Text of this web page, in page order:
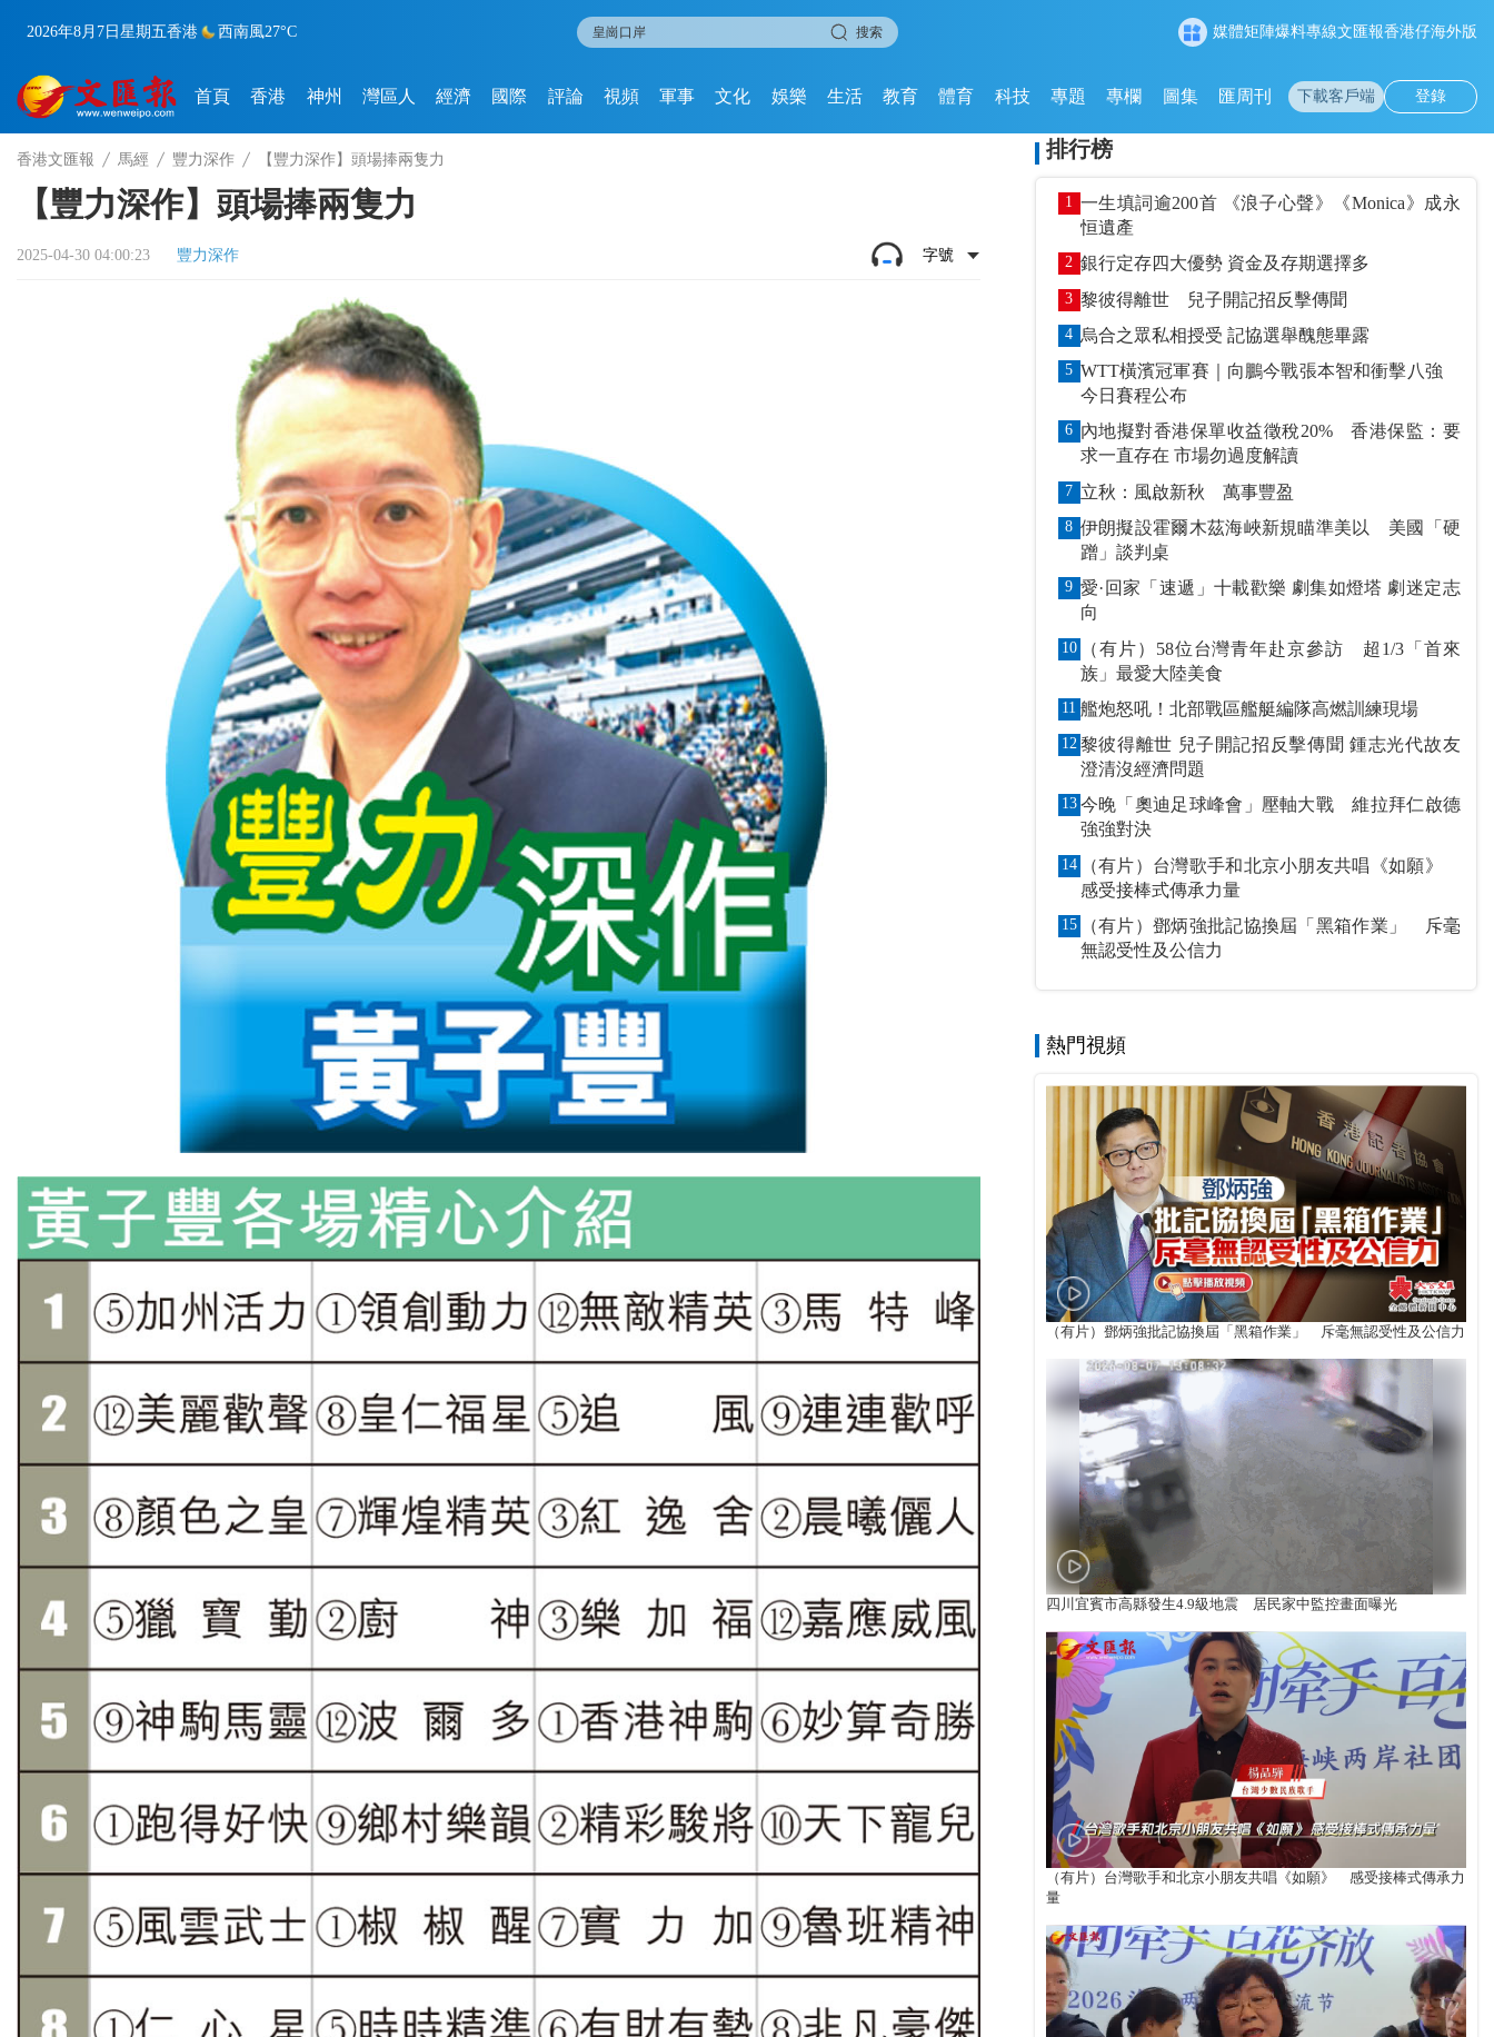
2026年8月7日 星期五香港 西南風27°C 搜索 媒體矩陣爆料專線文匯報香港仔海外版
首頁 香港 神州 灣區人 經濟 國際 評論 視頻 軍事 文化 娛樂 生活 教育 體育 科技 專題 專欄 圖集 匯周刊 下載客戶端 登錄
香港文匯報 馬經 豐力深作 【豐力深作】頭場捧兩隻力
【豐力深作】頭場捧兩隻力
2025-04-30 04:00:23 豐力深作 字號
排行榜
1 一生填詞逾200首 《浪子心聲》《Monica》成永
恒遺產
2 銀行定存四大優勢 資金及存期選擇多
3 黎彼得離世 兒子開記招反擊傳聞
4 烏合之眾私相授受 記協選舉醜態畢露
5 WTT橫濱冠軍賽｜向鵬今戰張本智和衝擊八強
今日賽程公布
6 內地擬對香港保單收益徵稅20% 香港保監：要
求一直存在 市場勿過度解讀
7 立秋：風啟新秋 萬事豐盈
8 伊朗擬設霍爾木茲海峽新規瞄準美以 美國「硬
蹭」談判桌
9 愛·回家「速遞」十載歡樂 劇集如燈塔 劇迷定志
向
10
（有片）58位台灣青年赴京參訪 超1/3「首來
族」最愛大陸美食
11 艦炮怒吼！北部戰區艦艇編隊高燃訓練現場
12 黎彼得離世 兒子開記招反擊傳聞 鍾志光代故友
澄清沒經濟問題
13 今晚「奧迪足球峰會」壓軸大戰 維拉拜仁啟德
強強對決
14
（有片）台灣歌手和北京小朋友共唱《如願》
感受接棒式傳承力量
15
（有片）鄧炳強批記協換屆「黑箱作業」 斥毫
無認受性及公信力
熱門視頻
（有片）鄧炳強批記協換屆「黑箱作業」 斥毫無認受性及公信力
四川宜賓市高縣發生4.9級地震 居民家中監控畫面曝光
（有片）台灣歌手和北京小朋友共唱《如願》 感受接棒式傳承力
量